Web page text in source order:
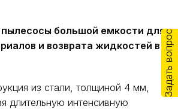
большой емкости для
и возврата жидкостей в
из стали, толщиной 4 мм,
длительную интенсивную
Задать вопрос